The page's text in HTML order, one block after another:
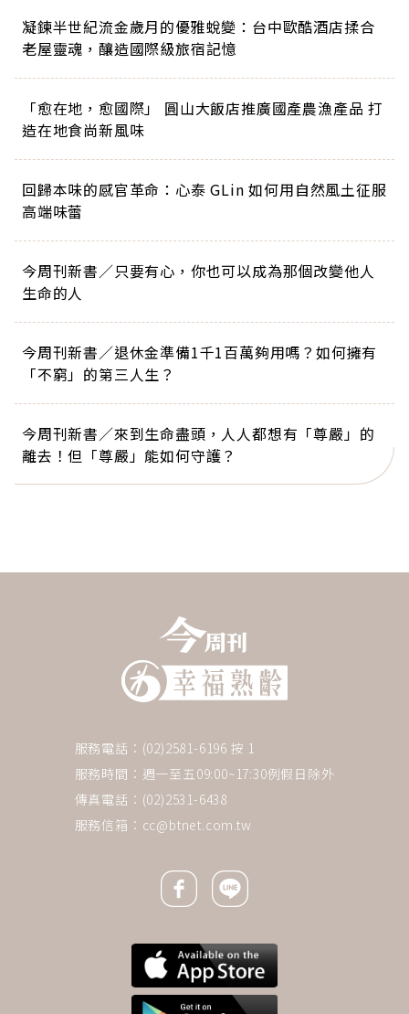
凝鍊半世紀流金歲月的優雅蛻變：台中歐酷酒店揉合
老屋靈魂，釀造國際級旅宿記憶
「愈在地，愈國際」 圓山大飯店推廣國產農漁產品 打
造在地食尚新風味
回歸本味的感官革命：心泰 GLin 如何用自然風土征服
高端味蕾
今周刊新書／只要有心，你也可以成為那個改變他人
生命的人
今周刊新書／退休金準備1千1百萬夠用嗎？如何擁有
「不窮」的第三人生？
今周刊新書／來到生命盡頭，人人都想有「尊嚴」的
離去！但「尊嚴」能如何守護？
服務電話：(02)2581-6196 按 1
服務時間：週一至五09:00~17:30例假日除外
傳真電話：(02)2531-6438
服務信箱： cc@btnet.com.tw
Facebook icon
Line icon